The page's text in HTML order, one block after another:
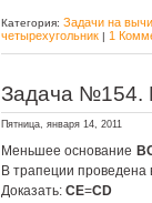
Категория: Задачи на
четырехугольник | 1
Задача №154.
Пятница, января 14, 2011
Меньшее основание
В трапеции проведена
Доказать: CE=CD